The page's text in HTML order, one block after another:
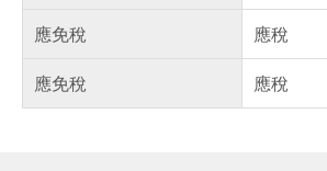
應免稅
應稅
應免稅
應稅